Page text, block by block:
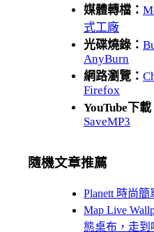
媒體轉檔：
式工廠
光碟燒錄：
AnyBurn
網路瀏覽：
Firefox
YouTube下
SaveMP3
隨機文章推薦
Planett 時尚
Map Live
態桌布，走到